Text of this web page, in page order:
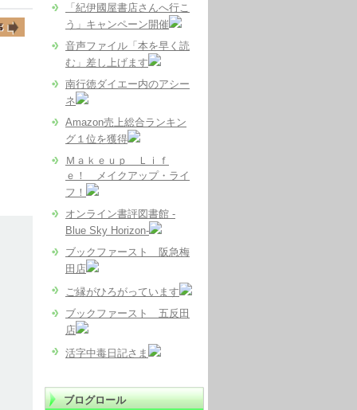
「紀伊國屋書店さんへ行こ
う」キャンペーン開催
音声ファイル「本を早く読
む」差し上げます
南行徳ダイエー内のアシー
ネ
Amazon売上総合ランキン
グ１位を獲得
Ｍａｋｅｕｐ Ｌｉｆ
ｅ！ メイクアップ・ライ
フ！
オンライン書評図書館 -
Blue Sky Horizon-
ブックファースト 阪急梅
田店
ご縁がひろがっています
ブックファースト 五反田
店
活字中毒日記さま
ブログロール